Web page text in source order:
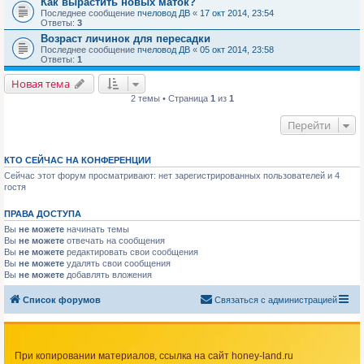
Последнее сообщение пчеловод ДВ « 17 окт 2014, 23:54
Ответы: 3
Возраст личинок для пересадки
Последнее сообщение пчеловод ДВ « 05 окт 2014, 23:58
Ответы: 1
Новая тема
2 темы • Страница 1 из 1
Перейти
КТО СЕЙЧАС НА КОНФЕРЕНЦИИ
Сейчас этот форум просматривают: нет зарегистрированных пользователей и 4
гостя
ПРАВА ДОСТУПА
Вы не можете начинать темы
Вы не можете отвечать на сообщения
Вы не можете редактировать свои сообщения
Вы не можете удалять свои сообщения
Вы не можете добавлять вложения
Список форумов Связаться с администрацией
При копировании материалов, ссылка на сайт honey-land.ru